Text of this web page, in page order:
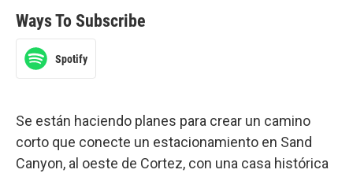
Ways To Subscribe
Spotify
Se están haciendo planes para crear un camino
corto que conecte un estacionamiento en Sand
Canyon, al oeste de Cortez, con una casa histórica